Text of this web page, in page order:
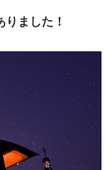
ました！